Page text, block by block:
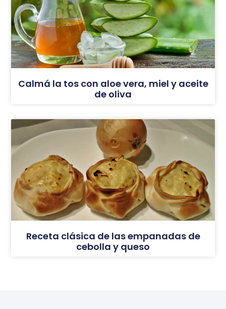
Calmá la tos con aloe vera, miel y aceite
de oliva
Receta clásica de las empanadas de
cebolla y queso